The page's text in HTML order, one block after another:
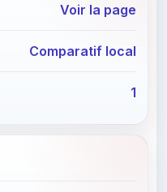
Voir la page
Comparatif local
1